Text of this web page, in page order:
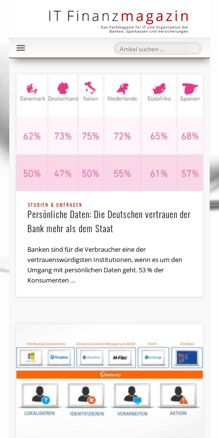
STUDIEN & UMFRAGEN
Persönliche Daten: Die Deutschen vertrauen der
Bank mehr als dem Staat
Banken sind für die Verbraucher eine der
vertrauenswürdigsten Institutionen, wenn es um den
Umgang mit persönlichen Daten geht. 53 % der
Konsumenten …